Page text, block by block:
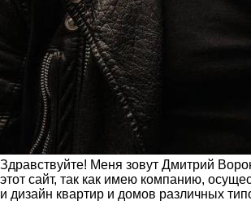
Здравствуйте! Меня зовут Дмитрий
этот сайт, так как имею компанию,
и дизайн квартир и домов различных